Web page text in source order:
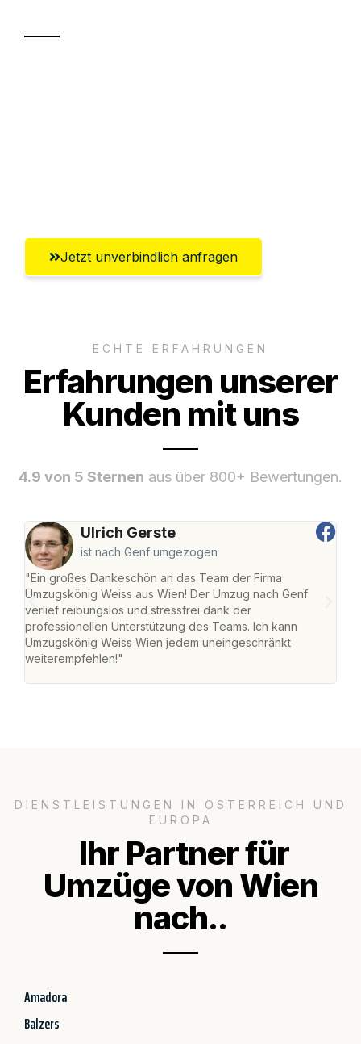
Jetzt unverbindlich anfragen
ECHTE ERFAHRUNGEN
Erfahrungen unserer
Kunden mit uns
4.9 von 5 Sternen aus über 800+ Bewertungen.
Ulrich Gerste
ist nach Genf umgezogen
"Ein großes Dankeschön an das Team der Firma
Umzugskönig Weiss aus Wien! Der Umzug nach Genf
verlief reibungslos und stressfrei dank der
professionellen Unterstützung des Teams. Ich kann
Umzugskönig Weiss Wien jedem uneingeschränkt
weiterempfehlen!"
DIENSTLEISTUNGEN IN ÖSTERREICH UND
EUROPA
Ihr Partner für
Umzüge von Wien
nach..
Amadora
Balzers